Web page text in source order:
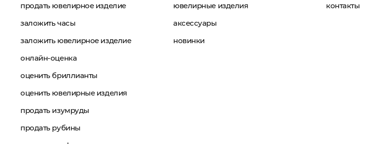
продать ювелирное изделие
заложить часы
заложить ювелирное изделие
онлайн-оценка
оценить бриллианты
оценить ювелирные изделия
продать изумруды
продать рубины
ювелирные изделия
аксессуары
новинки
контакты